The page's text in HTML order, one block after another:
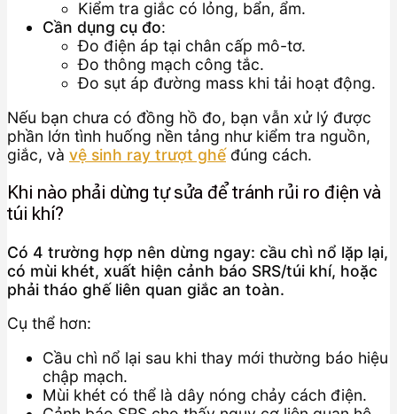
Kiểm tra giắc có lỏng, bẩn, ẩm.
Cần dụng cụ đo:
Đo điện áp tại chân cấp mô-tơ.
Đo thông mạch công tắc.
Đo sụt áp đường mass khi tải hoạt động.
Nếu bạn chưa có đồng hồ đo, bạn vẫn xử lý được
phần lớn tình huống nền tảng như kiểm tra nguồn,
giắc, và vệ sinh ray trượt ghếđúng cách.
Khi nào phải dừng tự sửa để tránh rủi ro điện và
túi khí?
Có 4 trường hợp nên dừng ngay: cầu chì nổ lặp lại,
có mùi khét, xuất hiện cảnh báo SRS/túi khí, hoặc
phải tháo ghế liên quan giắc an toàn.
Cụ thể hơn:
Cầu chì nổ lại sau khi thay mới thường báo hiệu
chập mạch.
Mùi khét có thể là dây nóng chảy cách điện.